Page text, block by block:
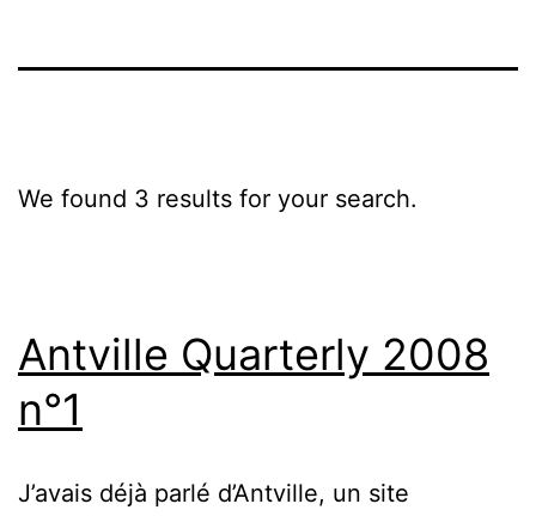
We found 3 results for your search.
Antville Quarterly 2008
n°1
J’avais déjà parlé d’Antville, un site